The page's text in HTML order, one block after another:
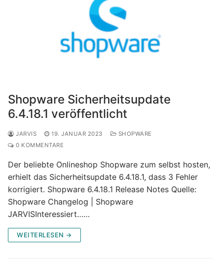
Shopware Sicherheitsupdate
6.4.18.1 veröffentlicht
JARVIS 19. JANUAR 2023
SHOPWARE
0 KOMMENTARE
Der beliebte Onlineshop Shopware zum selbst hosten,
erhielt das Sicherheitsupdate 6.4.18.1, dass 3 Fehler
korrigiert. Shopware 6.4.18.1 Release Notes Quelle:
Shopware Changelog | Shopware
JARVISInteressiert……
WEITERLESEN →